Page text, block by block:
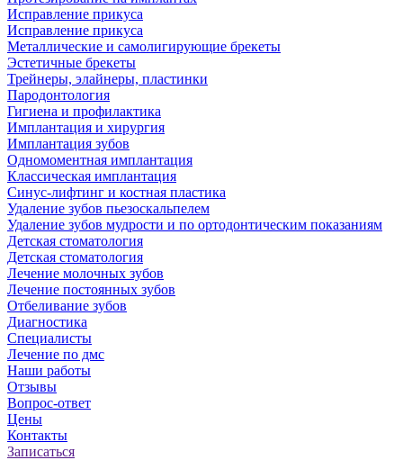
Исправление прикуса
Исправление прикуса
Металлические и самолигирующие брекеты
Эстетичные брекеты
Трейнеры, элайнеры, пластинки
Пародонтология
Гигиена и профилактика
Имплантация и хирургия
Имплантация зубов
Одномоментная имплантация
Классическая имплантация
Синус-лифтинг и костная пластика
Удаление зубов пьезоскальпелем
Удаление зубов мудрости и по ортодонтическим показаниям
Детская стоматология
Детская стоматология
Лечение молочных зубов
Лечение постоянных зубов
Отбеливание зубов
Диагностика
Специалисты
Лечение по дмс
Наши работы
Отзывы
Вопрос-ответ
Цены
Контакты
Записаться